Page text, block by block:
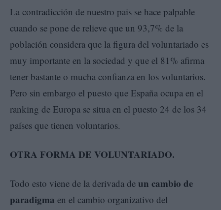
La contradicción de nuestro pais se hace palpable
cuando se pone de relieve que un 93,7% de la
población considera que la figura del voluntariado es
muy importante en la sociedad y que el 81% afirma
tener bastante o mucha confianza en los voluntarios.
Pero sin embargo el puesto que España ocupa en el
ranking de Europa se situa en el puesto 24 de los 34
países que tienen voluntarios.
OTRA FORMA DE VOLUNTARIADO.
Todo esto viene de la derivada de un cambio de
paradigma en el cambio organizativo del